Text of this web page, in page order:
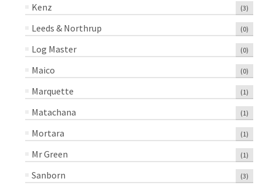
Kenz (3)
Leeds & Northrup (0)
Log Master (0)
Maico (0)
Marquette (1)
Matachana (1)
Mortara (1)
Mr Green (1)
Sanborn (3)